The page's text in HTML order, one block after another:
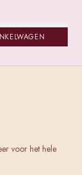
voor het hele